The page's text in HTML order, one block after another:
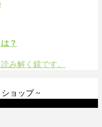
？
み解く鏡です。
ョップ ~